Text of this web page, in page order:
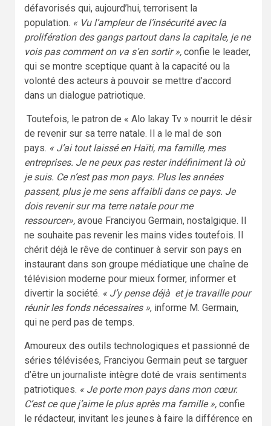
défavorisés qui, aujourd’hui, terrorisent la
population. « Vu l’ampleur de l’insécurité avec la
prolifération des gangs partout dans la capitale, je ne
vois pas comment on va s’en sortir », confie le leader,
qui se montre sceptique quant à la capacité ou la
volonté des acteurs à pouvoir se mettre d’accord
dans un dialogue patriotique.
Toutefois, le patron de « Alo lakay Tv » nourrit le désir
de revenir sur sa terre natale. Il a le mal de son
pays. « J’ai tout laissé en Haïti, ma famille, mes
entreprises. Je ne peux pas rester indéfiniment là où
je suis. Ce n’est pas mon pays. Plus les années
passent, plus je me sens affaibli dans ce pays. Je
dois revenir sur ma terre natale pour me
ressourcer», avoue Franciyou Germain, nostalgique. Il
ne souhaite pas revenir les mains vides toutefois. Il
chérit déjà le rêve de continuer à servir son pays en
instaurant dans son groupe médiatique une chaîne de
télévision moderne pour mieux former, informer et
divertir la société. « J’y pense déjà et je travaille pour
réunir les fonds nécessaires », informe M. Germain,
qui ne perd pas de temps.
Amoureux des outils technologiques et passionné de
séries télévisées, Franciyou Germain peut se targuer
d’être un journaliste intègre doté de vrais sentiments
patriotiques. « Je porte mon pays dans mon cœur.
C’est ce que j’aime le plus après ma famille », confie
le rédacteur, invitant les jeunes à faire la différence en